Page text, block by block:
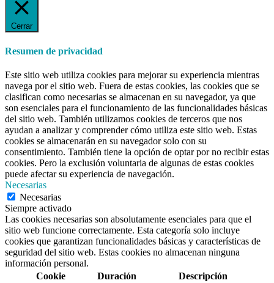
Cerrar
Resumen de privacidad
Este sitio web utiliza cookies para mejorar su experiencia mientras
navega por el sitio web. Fuera de estas cookies, las cookies que se
clasifican como necesarias se almacenan en su navegador, ya que
son esenciales para el funcionamiento de las funcionalidades básicas
del sitio web. También utilizamos cookies de terceros que nos
ayudan a analizar y comprender cómo utiliza este sitio web. Estas
cookies se almacenarán en su navegador solo con su
consentimiento. También tiene la opción de optar por no recibir estas
cookies. Pero la exclusión voluntaria de algunas de estas cookies
puede afectar su experiencia de navegación.
Necesarias
Necesarias
Siempre activado
Las cookies necesarias son absolutamente esenciales para que el
sitio web funcione correctamente. Esta categoría solo incluye
cookies que garantizan funcionalidades básicas y características de
seguridad del sitio web. Estas cookies no almacenan ninguna
información personal.
Cookie
Duración Descripción